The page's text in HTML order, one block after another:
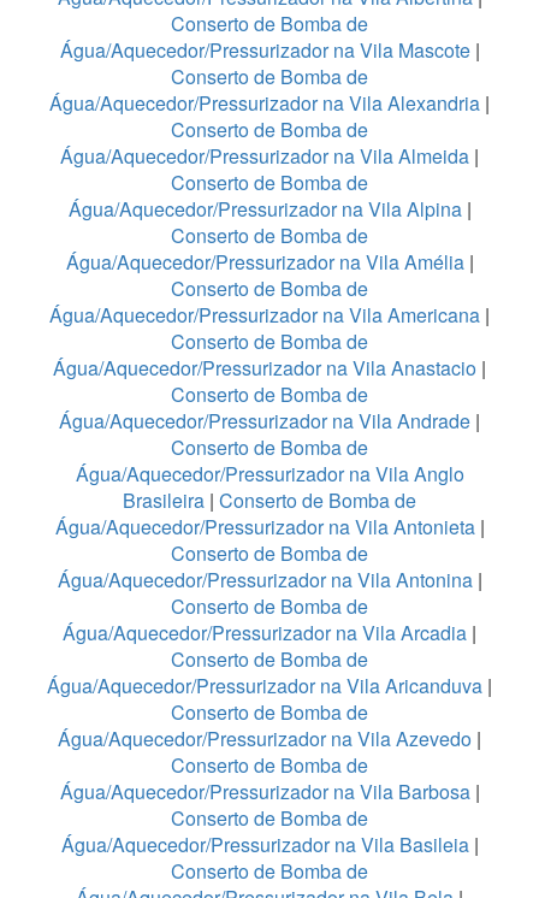
Conserto de Bomba de
Água/Aquecedor/Pressurizador na Vila Mascote|
Conserto de Bomba de
Água/Aquecedor/Pressurizador na Vila Alexandria |
Conserto de Bomba de
Água/Aquecedor/Pressurizador na Vila Almeida |
Conserto de Bomba de
Água/Aquecedor/Pressurizador na Vila Alpina |
Conserto de Bomba de
Água/Aquecedor/Pressurizador na Vila Amélia |
Conserto de Bomba de
Água/Aquecedor/Pressurizador na Vila Americana |
Conserto de Bomba de
Água/Aquecedor/Pressurizador na Vila Anastacio |
Conserto de Bomba de
Água/Aquecedor/Pressurizador na Vila Andrade |
Conserto de Bomba de
Água/Aquecedor/Pressurizador na Vila Anglo
Brasileira | Conserto de Bomba de
Água/Aquecedor/Pressurizador na Vila Antonieta|
Conserto de Bomba de
Água/Aquecedor/Pressurizador na Vila Antonina|
Conserto de Bomba de
Água/Aquecedor/Pressurizador na Vila Arcadia |
Conserto de Bomba de
Água/Aquecedor/Pressurizador na Vila Aricanduva |
Conserto de Bomba de
Água/Aquecedor/Pressurizador na Vila Azevedo |
Conserto de Bomba de
Água/Aquecedor/Pressurizador na Vila Barbosa|
Conserto de Bomba de
Água/Aquecedor/Pressurizador na Vila Basileia|
Conserto de Bomba de